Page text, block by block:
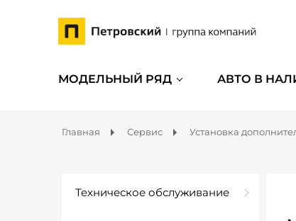
МОДЕЛЬНЫЙ РЯД АВТО В
Главная Сервис Установка
Техническое обслуживание